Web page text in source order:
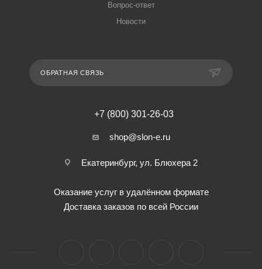
Вопрос-ответ
Новости
ОБРАТНАЯ СВЯЗЬ
+7 (800) 301-26-03
shop@slon-e.ru
Екатеринбург, ул. Блюхера 2
Оказание услуг в удалённом формате
Доставка заказов по всей России